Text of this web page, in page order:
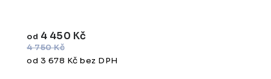
od 3 678 Kč bez DPH
od 4 450 Kč
4 750 Kč